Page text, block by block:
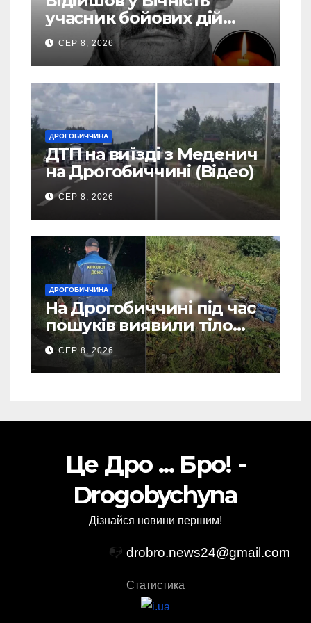
учасник бойових дій
Василь Іваникович зі
Станилі
СЕР 8, 2026
ДРОГОБИЧЧИНА
ДТП на виїзді з Меденич
на Дрогобиччині (Відео)
СЕР 8, 2026
ДРОГОБИЧЧИНА
На Дрогобиччині під час
пошуків виявили тіло
зниклого чоловіка (Фото)
СЕР 8, 2026
Це Дро ... Бро! -
Drogobychyna
Дізнайся новини першим!
📭 drobro.news24@gmail.com
Статистика